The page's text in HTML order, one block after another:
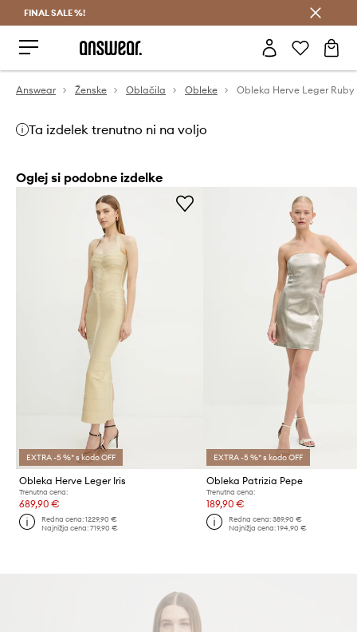
FINAL SALE %!
Answear Ženske Oblačila Obleke Obleka Herve Leger Ruby
Ta izdelek trenutno ni na voljo
Oglej si podobne izdelke
EXTRA -5 %* s kodo OFF
Obleka Herve Leger Iris
Trenutna cena:
689,90 €
Redna cena:1229,90 €
Najnižja cena:719,90 €
EXTRA -5 %* s kodo OFF
Obleka Patrizia Pepe
Trenutna cena:
189,90 €
Redna cena: 389,90 €
Najnižja cena: 194,90 €